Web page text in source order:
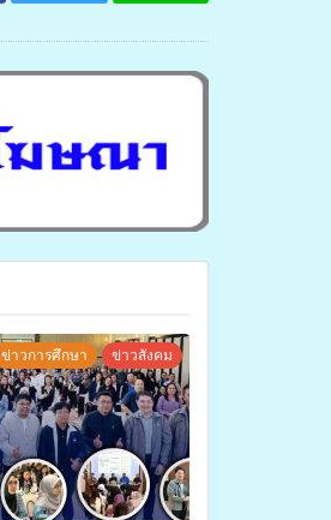
ข่าวการศึกษา ข่าวสังคม